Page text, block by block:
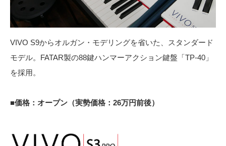
VIVO S9からオルガン・モデリングを省いた、スタンダード
モデル。FATAR製の88鍵ハンマーアクション鍵盤「TP-40」
を採用。
■価格：オープン（実勢価格：26万円前後）